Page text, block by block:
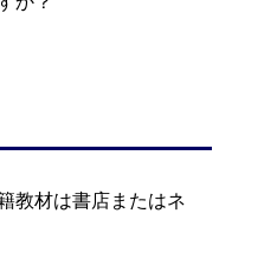
教材は書店またはネ